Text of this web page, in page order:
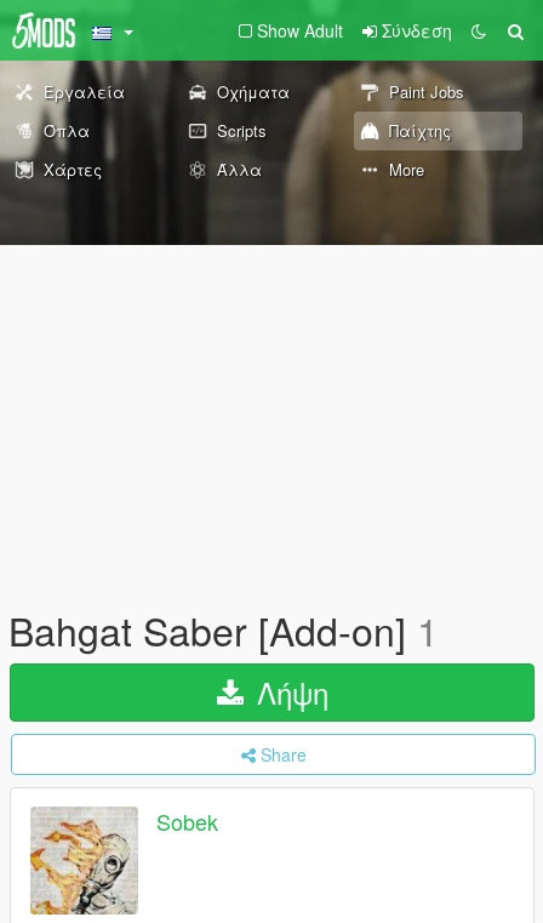
Show Adult Σύνδεση
Εργαλεία Οχήματα
Paint Jobs
Όπλα
Scripts
Παίχτης
Χάρτες
Άλλα More
Bahgat Saber [Add-on] 1
Λήψη
Share
Sobek